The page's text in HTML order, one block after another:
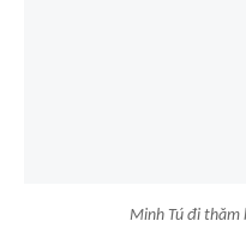
Minh Tú đi thăm